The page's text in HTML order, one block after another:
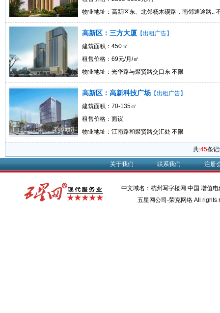
物业地址：高新区东、北邻杨木碶路，南邻通途路..
高新区：三方大厦 【出租广告】
建筑面积：450㎡
租售价格：69元/月/㎡
物业地址：光华路与聚贤路交口东 不限
高新区：高新科技广场 【出租广告】
建筑面积：70-135㎡
租售价格：面议
物业地址：江南路和聚贤路交汇处 不限
共:45条
关于我们 联系我们 注册
中文域名：杭州写字楼网.中国 增值
五星网公司-荣克网络 All